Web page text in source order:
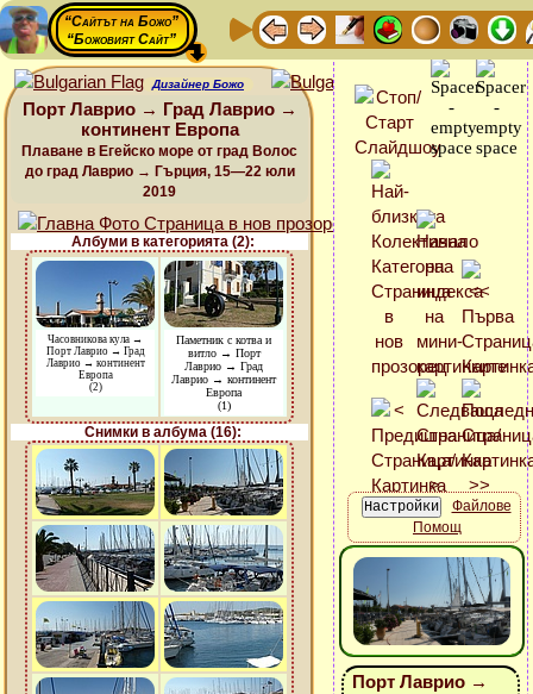
“Сайтът на Божо”
“Божовият Сайт”
Дизайнер Божо
Порт Лаврио → Град Лаврио →
континент Европа
Плаване в Егейско море от град Волос
до град Лаврио → Гърция, 15—22 юли
2019
Албуми в категорията (2):
Часовникова кула →
Порт Лаврио → Град
Лаврио → континент
Европа
(2)
Паметник с котва и
витло → Порт
Лаврио → Град
Лаврио → континент
Европа
(1)
Снимки в албума (16):
Файлове
Помощ
Порт Лаврио →